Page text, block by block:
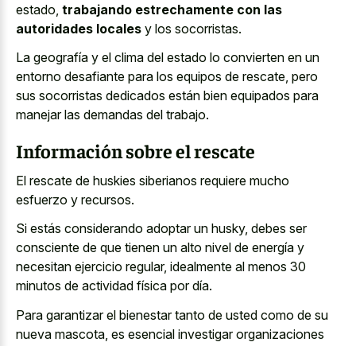
estado, trabajando estrechamente con las
autoridades locales y los socorristas.
La geografía y el clima del estado lo convierten en un
entorno desafiante para los equipos de rescate, pero
sus socorristas dedicados están bien equipados para
manejar las demandas del trabajo.
Información sobre el rescate
El rescate de huskies siberianos requiere mucho
esfuerzo y recursos.
Si estás considerando adoptar un husky, debes ser
consciente de que tienen un alto nivel de energía y
necesitan ejercicio regular, idealmente al menos 30
minutos de actividad física por día.
Para garantizar el bienestar tanto de usted como de su
nueva mascota, es esencial investigar organizaciones